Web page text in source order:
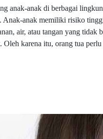
anak-anak di berbagai
Anak-anak memiliki risiko
air, atau tangan yang tidak
Oleh karena itu, orang tua